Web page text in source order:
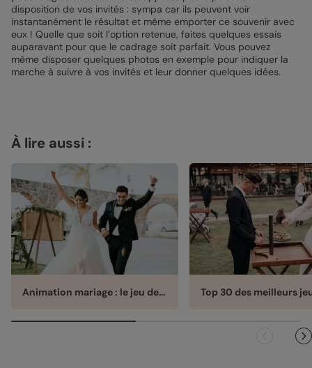
disposition de vos invités : sympa car ils peuvent voir
instantanément le résultat et même emporter ce souvenir avec
eux ! Quelle que soit l’option retenue, faites quelques essais
auparavant pour que le cadrage soit parfait. Vous pouvez
même disposer quelques photos en exemple pour indiquer la
marche à suivre à vos invités et leur donner quelques idées.
À lire aussi :
Animation mariage : le jeu des cartes postales